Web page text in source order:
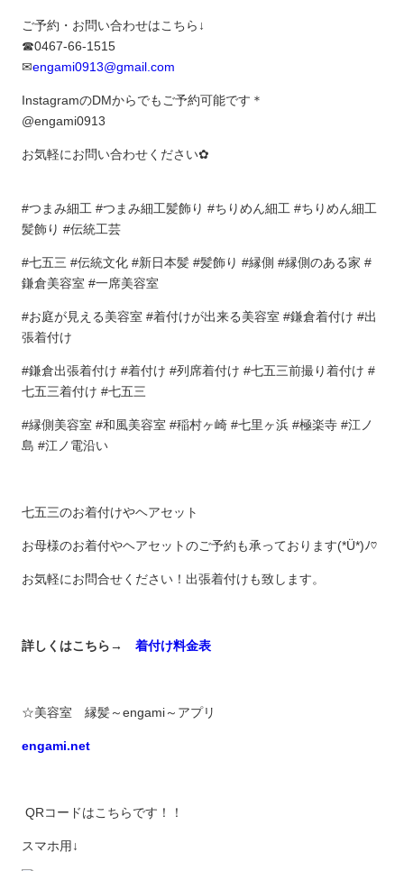
ご予約・お問い合わせはこちら↓
☎︎0467-66-1515
✉︎engami0913@gmail.com
InstagramのDMからでもご予約可能です＊
@engami0913
お気軽にお問い合わせください✿︎
#つまみ細工 #つまみ細工髪飾り #ちりめん細工 #ちりめん細工
髪飾り #伝統工芸
#七五三 #伝統文化 #新日本髪 #髪飾り #縁側 #縁側のある家 #
鎌倉美容室 #一席美容室
#お庭が見える美容室 #着付けが出来る美容室 #鎌倉着付け #出
張着付け
#鎌倉出張着付け #着付け #列席着付け #七五三前撮り着付け #
七五三着付け #七五三
#縁側美容室 #和風美容室 #稲村ヶ崎 #七里ヶ浜 #極楽寺 #江ノ
島 #江ノ電沿い
七五三のお着付けやヘアセット
お母様のお着付やヘアセットのご予約も承っております(*Ü*)ﾉ♡
お気軽にお問合せください！出張着付けも致します。
詳しくはこちら→着付け料金表
☆美容室 縁髪～engami～アプリ
engami.net
QRコードはこちらです！！
スマホ用↓